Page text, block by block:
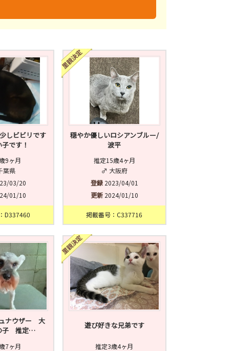
しビビリです
です！
9ヶ月
葉県
03/20
01/10
D337460
穏やか優しいロシアンブルー/
波平
推定15歳4ヶ月
♂ 大阪府
登録2023/04/01
更新2024/01/10
掲載番号：C337716
ナウザー 大
子 推定…
7ヶ月
遊び好きな兄弟です
推定3歳4ヶ月